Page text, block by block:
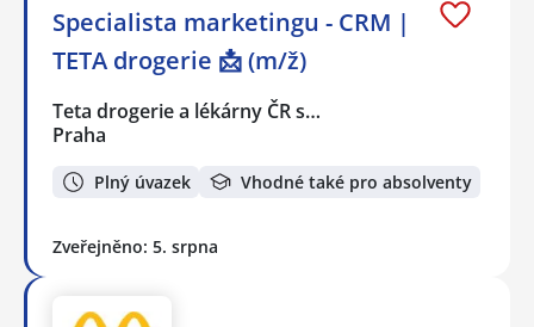
Specialista marketingu - CRM |
TETA drogerie 📩 (m/ž)
Teta drogerie a lékárny ČR s…
Praha
Plný úvazek Vhodné také pro absolventy
Zveřejněno: 5. srpna